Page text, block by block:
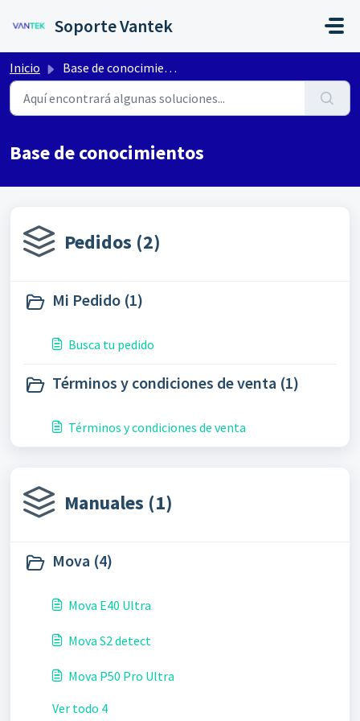
Soporte Vantek
Inicio Base de conocimientos
Base de conocimientos
Pedidos (2)
Mi Pedido (1)
Busca tu pedido
Términos y condiciones de venta (1)
Términos y condiciones de venta
Manuales (1)
Mova (4)
Mova E40 Ultra
Mova S2 detect
Mova P50 Pro Ultra
Ver todo 4